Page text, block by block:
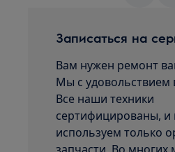
Записаться на
Вам нужен ремонт
Мы с
Все наши техники
сертифицированы,
используем только